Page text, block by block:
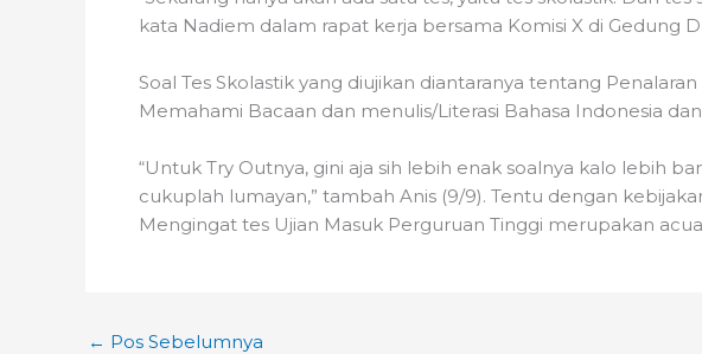
kata Nadiem dalam rapat kerja bersama Komisi X di Gedung
Soal Tes Skolastik yang diujikan diantaranya tentang
Memahami Bacaan dan menulis/Literasi Bahasa Indonesia
“Untuk Try Outnya, gini aja sih lebih enak soalnya kalo lebih
cukuplah lumayan,” tambah Anis (9/9). Tentu dengan
Mengingat tes Ujian Masuk Perguruan Tinggi merupakan
← Pos Sebelumnya